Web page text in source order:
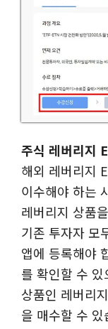
주식 레버리지
해외 레버리지
이수해야 하는
레버리지 상품
기존 투자자 모
앱에 등록해야
를 확인할 수
상품인 레버리
을 매수할 수 있